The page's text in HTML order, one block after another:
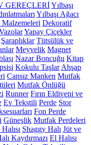
GEREÇLERİYılbaşı
Yılbaşı Ağacı
Malzemeleri Dekoratif
Yapay Çiçekler
Şaraplıklar Tütsülük ve
Meyvelik Magnet
Nazar Boncuğu Kitap
Kokulu Taşlar Ahşap
Cansız Manken Mutfak
Mutfak Önlüğü
Runner Fırın Eldiveni ve
Ev Tekstili Perde Stor
Fon Perde
Güneşlik Mutfak Perdeleri
Shaggy Halı Jüt ve
Kaydırmazı El Halısı